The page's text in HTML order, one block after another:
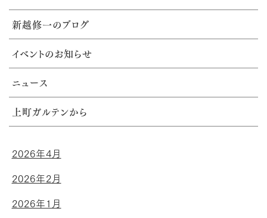
新越修一のブログ
イベントのお知らせ
ニュース
上町ガルテンから
2026年4月
2026年2月
2026年1月